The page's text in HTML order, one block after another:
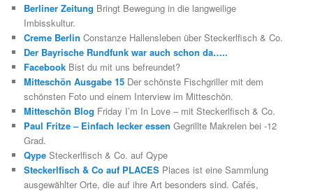
Berliner Zeitung Bringt Bewegung in die langweilige
Imbisskultur.
Creme Berlin Constanze Hallensleben über Steckerlfisch & Co.
Der Bayrische Rundfunk war auch schon da…..
Facebook Bist du mit uns befreundet?
Mitteschön Ausgabe 15 Der schönste Fischgriller mit dem
schönsten Foto und einem Interview im Mitteschön.
Mitteschön Blog Friday I’m In Love – mit Steckerlfisch & Co.
Paul Fritze – Einfach lecker essen Gegrillte Makrelen bei -12
Grad.
Qype Steckerlfisch & Co. auf Qype
Steckerlfisch & Co auf PLACES Places ist eine Sammlung
ausgewählter Orte, die auf ihre Art besonders sind. Cafés,